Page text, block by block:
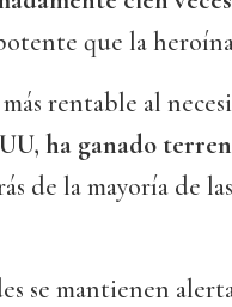
que la
rentable al
ha ganado
de la mayoría de
se mantienen